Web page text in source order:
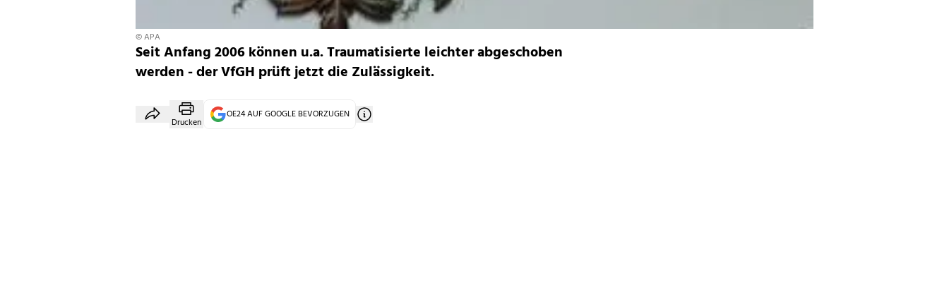
© APA
Seit Anfang 2006 können u.a. Traumatisierte leichter abgeschoben
werden - der VfGH prüft jetzt die Zulässigkeit.
Drucken
OE24 AUF GOOGLE BEVORZUGEN